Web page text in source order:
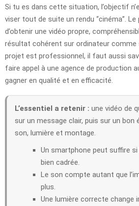
Si tu es dans cette situation, l’objectif
viser tout de suite un rendu “cinéma”.
d’obtenir une vidéo propre,
résultat cohérent sur ordinateur comme
projet est professionnel, il faut aussi
faire appel à une agence de production
gagner en qualité et en efficacité.
L’essentiel a retenir : une vidéo de
sur un message clair, puis sur un bon
son, lumière et montage.
Un smartphone peut suffire
bien cadrée.
Le son compte autant que
plus.
Une lumière correcte change